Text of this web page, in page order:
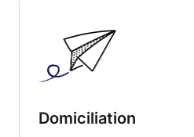
Domiciliation